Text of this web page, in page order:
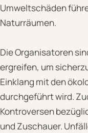
Umweltschäden
Naturräumen.
Die Organisatoren
ergreifen, um
Einklang mit den
durchgeführt wird.
Kontroversen
und Zuschauer.